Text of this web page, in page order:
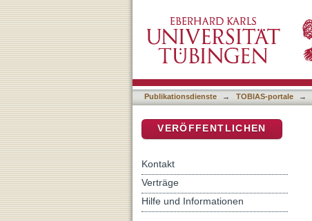
Publikationsdienste → TOBIAS-portale →
VERÖFFENTLICHEN
Kontakt
Verträge
Hilfe und Informationen